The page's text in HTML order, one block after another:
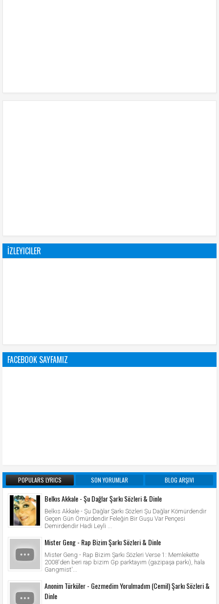
İZLEYICILER
FACEBOOK SAYFAMIZ
POPULARS LYRICS SON YORUMLAR BLOG ARŞIVI
Belkıs Akkale - Şu Dağlar Şarkı Sözleri & Dinle
Belkıs Akkale - Şu Dağlar Şarkı Sözleri Şu Dağlar Kömürdendir
Geçen Gün Ömürdendir Feleğin Bir Guşu Var Pençesi
Demirdendir Hadi Leyli ...
Mister Geng - Rap Bizim Şarkı Sözleri & Dinle
Mister Geng - Rap Bizim Şarkı Sözleri Verse 1: Memlekette
2008'den beri rap bizim Gp parktayım (gazipaşa parkı), hala
Gangmist'...
Anonim Türküler - Gezmedim Yorulmadım (Cemil) Şarkı Sözleri &
Dinle